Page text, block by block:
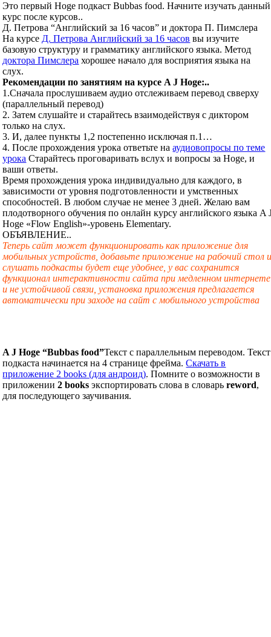
Это первый Hoge подкаст Bubbas food. Начните изучать данный
курс после курсов..
Д. Петрова “Английский за 16 часов” и доктора П. Пимслера
На курсе Д. Петрова Английский за 16 часов вы изучите
базовую структуру и грамматику английского языка. Метод
доктора Пимслера хорошее начало для восприятия языка на
слух.
Рекомендации по занятиям на курсе A J Hoge:..
1.Сначала прослушиваем аудио отслеживаем перевод свверху
(параллельный перевод)
2. Затем слушайте и старайтесь взаимодействуя с диктором
только на слух.
3. И, далее пункты 1,2 постепенно исключая п.1…
4. После прохождения урока ответьте нааудиовопросы по теме
урока Старайтесь проговаривать вслух и вопросы за Hoge, и
ваши ответы.
Время прохождения урока индивидуально для каждого, в
зависимости от уровня подготовленности и умственных
способностей. В любом случае не менее 3 дней. Желаю вам
плодотворного обучения по онлайн курсу английского языка A
Hoge «Flow English»-уровень Elementary.
ОБЪЯВЛЕНИЕ..
Теперь сайт может функционировать как приложение для
мобильных устройств, добавьте приложение на рабочий стол
слушать подкасты будет еще удобнее, у вас сохранится
функционал интерактивности сайта при медленном интернете
и не устойчивой связи, установка приложения предлагается
автоматически при заходе на сайт с мобильного устройства
A J Hoge “Bubbas food”Текст с параллельным переводом. Текст
подкаста начинается на 4 странице фрейма.Скачать в
приложение 2 books (для андроид). Помните о возможности в
приложении2 booksэкспортировать слова в словарьreword,
для последующего заучивания.